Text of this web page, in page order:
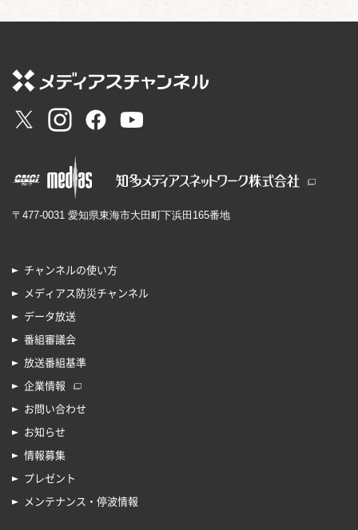
〒477-0031 愛知県東海市大田町下浜田165番地
チャンネルの使い方
メディアス防災チャンネル
データ放送
番組審議会
放送番組基準
企業情報
お問い合わせ
お知らせ
情報募集
プレゼント
メンテナンス・停波情報